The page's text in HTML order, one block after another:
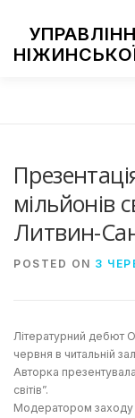
content
мільйонів
Литвин-
POSTED ON 3
Літературний дебют
червня в читальній
Авторка
світів”.
Модератором заходу